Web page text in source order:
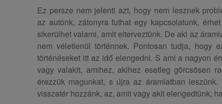
Ez persze nem jelenti azt, hogy nem lesznek
az autónk, zátonyra futhat egy kapcsolatunk,
sikerülhet valami, amit elterveztünk. De aki az
nem véletlenül történnek. Pontosan tudja, hogy
történéseket itt az idő elengedni. S ami a nagyon
vagy valakit, amihez, akihez esetleg görcsösen
érezzük magunkat, s újra az áramlatban
visszatér hozzánk, az, amit vagy akit elengedtünk,